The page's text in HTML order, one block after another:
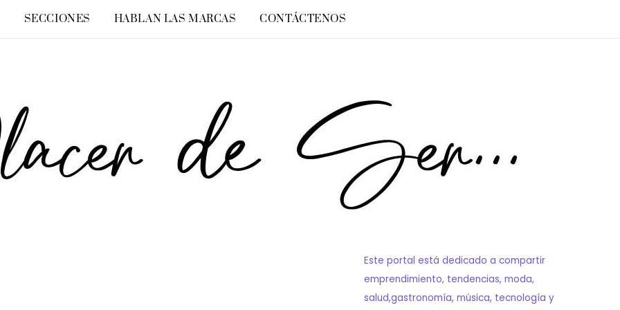
SECCIONES HABLAN LAS MARCAS CONTÁCTENOS
Este portal está dedicado a compartir
emprendimiento, tendencias, moda,
salud,gastronomía, música, tecnología y